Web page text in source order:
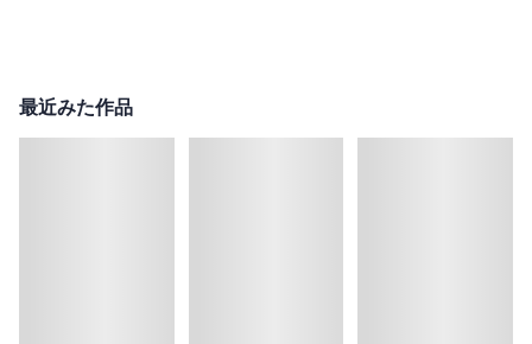
最近みた作品